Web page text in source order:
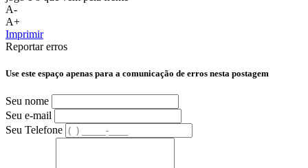
A-
A+
Imprimir
Reportar erros
Use este espaço apenas para a comunicação de erros nesta postagem
Seu nome
Seu e-mail
Seu Telefone